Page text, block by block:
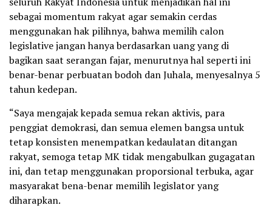
sebagai momentum rakyat agar semakin cerdas
menggunakan hak pilihnya, bahwa memilih calon
legislative jangan hanya berdasarkan uang yang di
bagikan saat serangan fajar, menurutnya hal seperti ini
benar-benar perbuatan bodoh dan Juhala, menyesalnya 5
tahun kedepan.
“Saya mengajak kepada semua rekan aktivis, para
penggiat demokrasi, dan semua elemen bangsa untuk
tetap konsisten menempatkan kedaulatan ditangan
rakyat, semoga tetap MK tidak mengabulkan gugagatan
ini, dan tetap menggunakan proporsional terbuka, agar
masyarakat bena-benar memilih legislator yang
diharapkan.